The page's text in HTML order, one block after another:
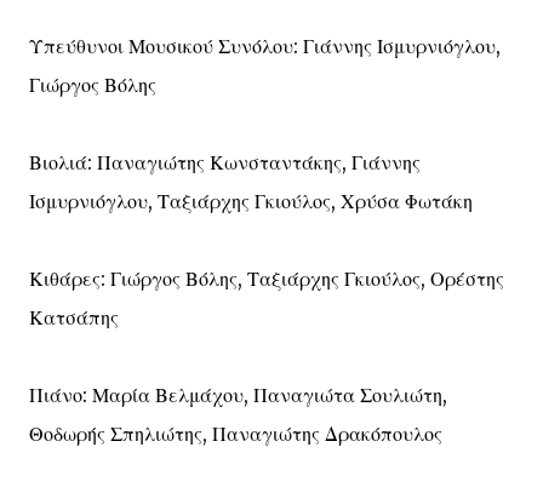
Υπεύθυνοι Μουσικού Συνόλου: Γιάννης Ισμυρνιόγλου,
Γιώργος Βόλης
Βιολιά: Παναγιώτης Κωνσταντάκης, Γιάννης
Ισμυρνιόγλου, Ταξιάρχης Γκιούλος, Χρύσα Φωτάκη
Κιθάρες: Γιώργος Βόλης, Ταξιάρχης Γκιούλος, Ορέστης
Κατσάπης
Πιάνο: Μαρία Βελμάχου, Παναγιώτα Σουλιώτη,
Θοδωρής Σπηλιώτης, Παναγιώτης Δρακόπουλος